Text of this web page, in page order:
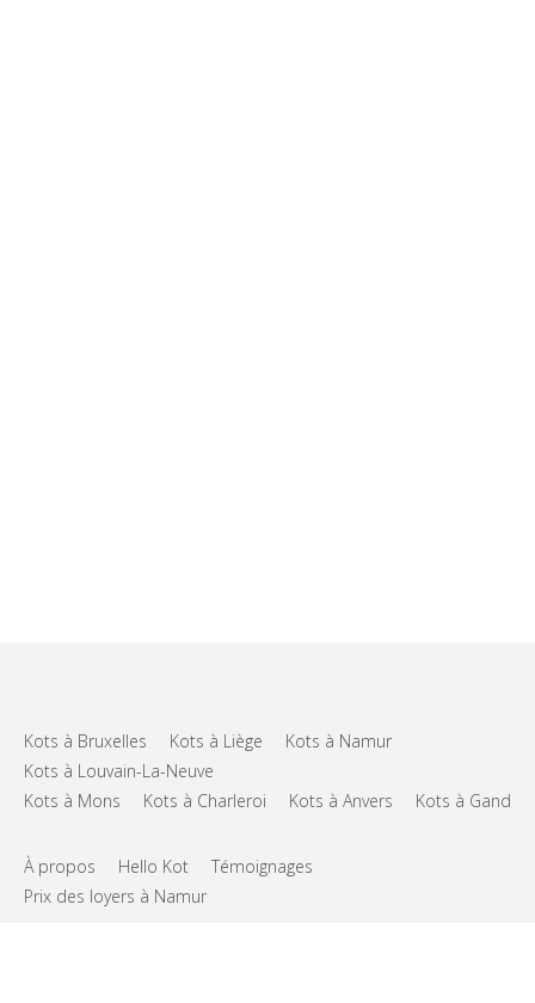
Kots à Bruxelles Kots à Liège
Kots à Namur
Kots à Louvain-La-Neuve
Kots à Mons
Kots à Charleroi Kots à Anvers Kots à Gand
À propos Hello Kot
Témoignages
Prix des loyers à Namur